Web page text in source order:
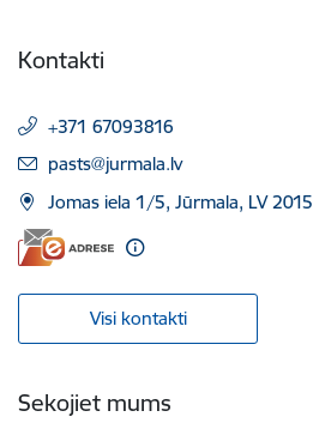
Kontakti
+371 67093816
E-pasts:
pasts@jurmala.lv
Jomas iela 1/5, Jūrmala, LV 2015
Visi kontakti
Sekojiet mums